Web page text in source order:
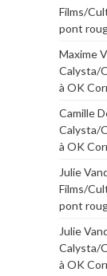
Films/
pont
Maxime
Calysta/
à OK
Camille
Calysta/
à OK
Julie
Films/
pont
Julie
Calysta/
à OK